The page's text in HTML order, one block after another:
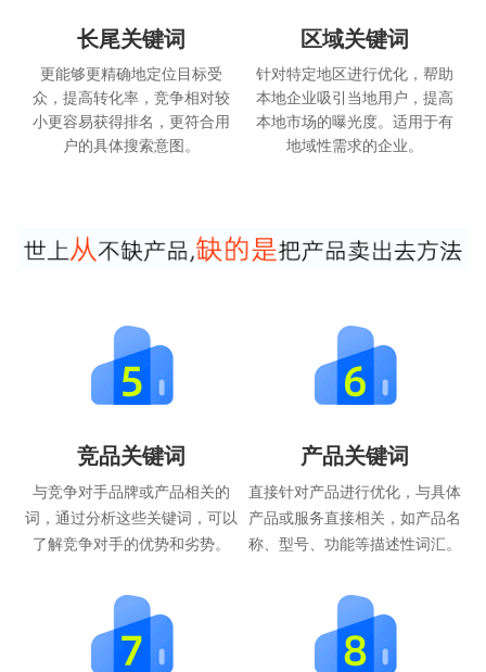
长尾关键词
更能够更精确地定位目标受
众，提高转化率，竞争相对较
小更容易获得排名，更符合用
户的具体搜索意图。
区域关键词
针对特定地区进行优化，帮助
本地企业吸引当地用户，提高
本地市场的曝光度。适用于有
地域性需求的企业。
竞品关键词
与竞争对手品牌或产品相关的
词，通过分析这些关键词，可以
了解竞争对手的优势和劣势。
产品关键词
直接针对产品进行优化，与具体
产品或服务直接相关，如产品名
称、型号、功能等描述性词汇。